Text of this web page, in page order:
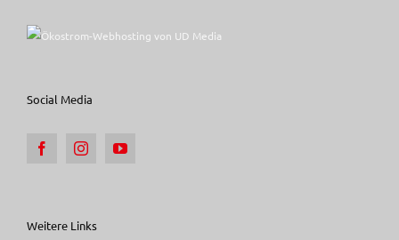
Social Media
Weitere Links